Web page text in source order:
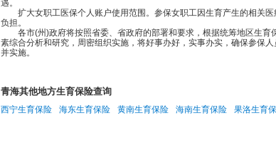
遇。
扩大女职工医保个人账户使用范围。参保女职工因生育产生的相关医
负担。
各市(州)政府将按照省委、省政府的部署和要求，根据统筹地区生育
素综合分析和研究，周密组织实施，将好事办好，实事办实，确保参保
并实施。
青海其他地方生育保险查询
西宁生育保险 海东生育保险 黄南生育保险 海南生育保险 果洛生育